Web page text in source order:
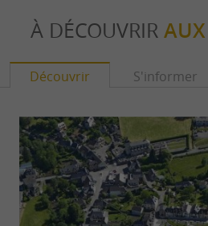
À DÉCOUVRIR
Découvrir S'informer